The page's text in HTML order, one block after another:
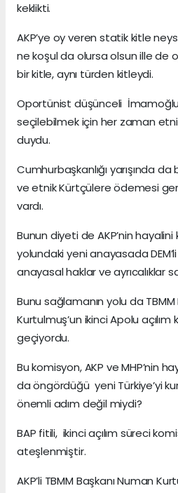
keklikti.
AKP’ye oy veren statik kitle
ne koşul da olursa olsun ille de
bir kitle, aynı türden kitleydi.
Oportünist düşünceli
seçilebilmek için her zaman
duydu.
Cumhurbaşkanlığı yarışında
ve etnik Kürtçülere ödemesi
vardı.
Bunun diyeti de AKP’nin
yolundaki yeni anayasada
anayasal haklar ve ayrıcalıklar
Bunu sağlamanın yolu da TBMM
Kurtulmuş’un ikinci Apolu
geçiyordu.
Bu komisyon, AKP ve MHP’nin
da öngördüğü yeni Türkiye’yi
önemli adım değil miydi?
BAP fitili, ikinci açılım süreci
ateşlenmiştir.
AKP’li TBMM Başkanı Numan